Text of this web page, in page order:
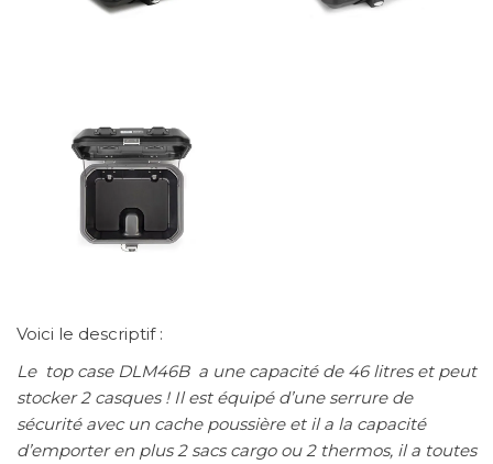
Voici le descriptif :
Le top case DLM46B a une capacité de 46 litres et peut
stocker 2 casques ! Il est équipé d’une serrure de
sécurité avec un cache poussière et il a la capacité
d’emporter en plus 2 sacs cargo ou 2 thermos, il a toutes